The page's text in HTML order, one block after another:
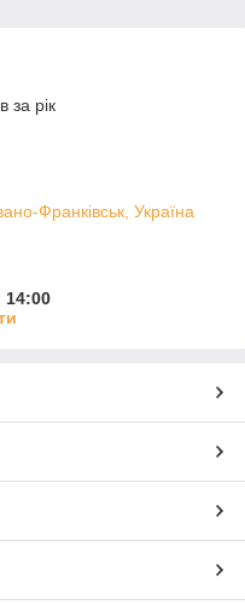
за рік
Франківськ, Україна
14:00